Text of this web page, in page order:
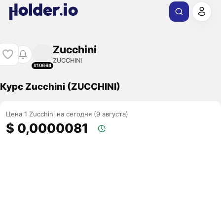
#10664
Zucchini
ZUCCHINI
Курс Zucchini (ZUCCHINI)
Цена 1 Zucchini на сегодня (9 августа)
$ 0,0000081